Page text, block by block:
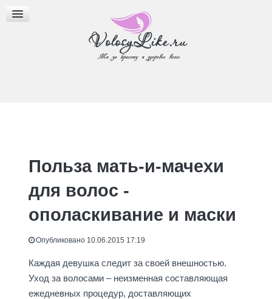
МАСЛА ДЛЯ ВОЛОС
Польза мать-и-мачехи
для волос -
ополаскивание и маски
Опубликовано 10.06.2015 17:19
Каждая девушка следит за своей внешностью.
Уход за волосами – неизменная составляющая
ежедневных процедур, доставляющих